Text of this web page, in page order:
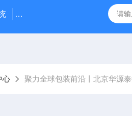
高低温热流仪厂家 RVC
心 聚力全球包装前沿丨北京华源